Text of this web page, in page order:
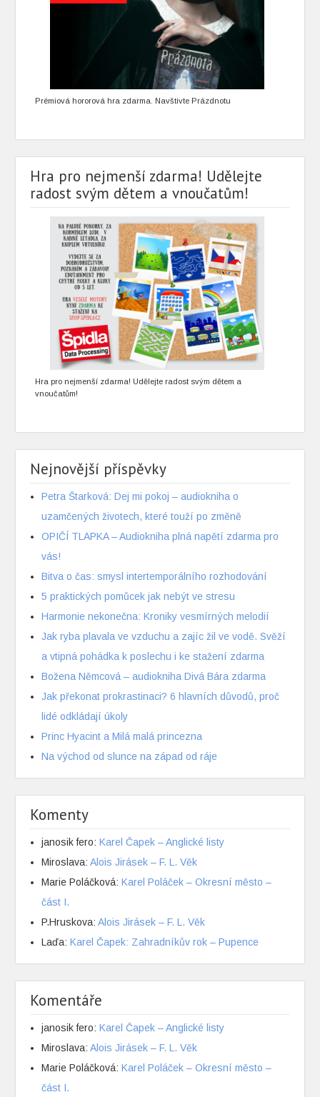
Prémiová hororová hra zdarma. Navštivte Prázdnotu
Hra pro nejmenší zdarma! Udělejte
radost svým dětem a vnoučatům!
Hra pro nejmenší zdarma! Udělejte radost svým dětem a
vnoučatům!
Nejnovější příspěvky
Petra Štarková: Dej mi pokoj – audiokniha o
uzamčených životech, které touží po změně
OPIČÍ TLAPKA – Audiokniha plná napětí zdarma pro
vás!
Bitva o čas: smysl intertemporálního rozhodování
5 praktických pomůcek jak nebýt ve stresu
Harmonie nekonečna: Kroniky vesmírných melodií
Jak ryba plavala ve vzduchu a zajíc žil ve vodě. Svěží
a vtipná pohádka k poslechu i ke stažení zdarma
Božena Němcová – audiokniha Divá Bára zdarma
Jak překonat prokrastinaci? 6 hlavních důvodů, proč
lidé odkládají úkoly
Princ Hyacint a Milá malá princezna
Na východ od slunce na západ od ráje
Komenty
janosik fero:Karel Čapek – Anglické listy
Miroslava:Alois Jirásek – F. L. Věk
Marie Poláčková:Karel Poláček – Okresní město –
část I.
P.Hruskova:Alois Jirásek – F. L. Věk
Laďa:Karel Čapek: Zahradníkův rok – Pupence
Komentáře
janosik fero:Karel Čapek – Anglické listy
Miroslava:Alois Jirásek – F. L. Věk
Marie Poláčková:Karel Poláček – Okresní město –
část I.